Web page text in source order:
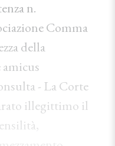
n.
Comma
della
- La Corte
illegittimo il